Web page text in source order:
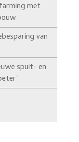
met
van
spuit- en